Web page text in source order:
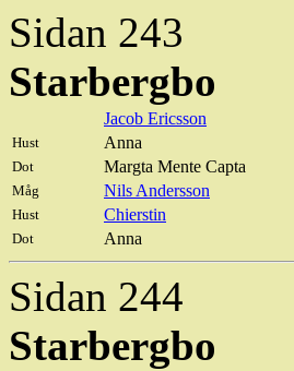
Sidan 243
Starbergbo
Jacob Ericsson
Hust Anna
Dot Margta Mente Capta
Måg
Nils Andersson
Hust Chierstin
Dot
Anna
Sidan 244
Starbergbo